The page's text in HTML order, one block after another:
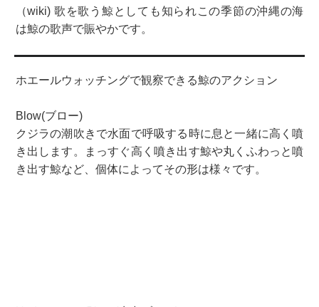
（wiki) 歌を歌う鯨としても知られこの季節の沖縄の海
は鯨の歌声で賑やかです。
ホエールウォッチングで観察できる鯨のアクション
Blow(ブロー)
クジラの潮吹きで水面で呼吸する時に息と一緒に高く噴
き出します。まっすぐ高く噴き出す鯨や丸くふわっと噴
き出す鯨など、個体によってその形は様々です。